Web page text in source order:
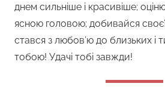
днем сильніше і красивіше;
ясною головою; добивайся
стався з любов’ю до близьких і
тобою! Удачі тобі завжди!